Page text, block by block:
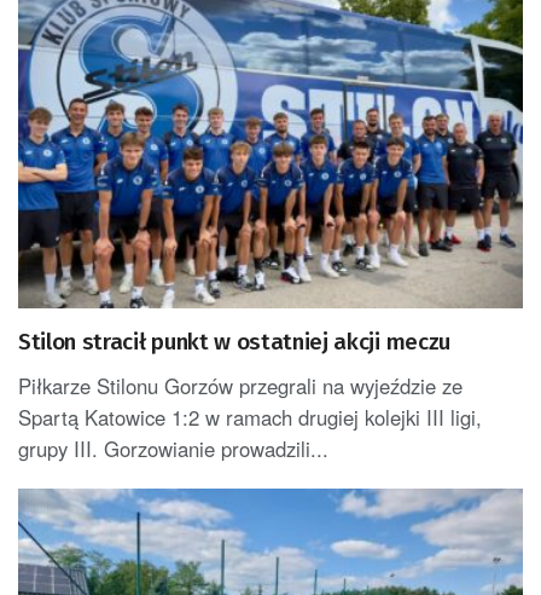
Stilon stracił punkt w ostatniej akcji meczu
Piłkarze Stilonu Gorzów przegrali na wyjeździe ze
Spartą Katowice 1:2 w ramach drugiej kolejki III ligi,
grupy III. Gorzowianie prowadzili...